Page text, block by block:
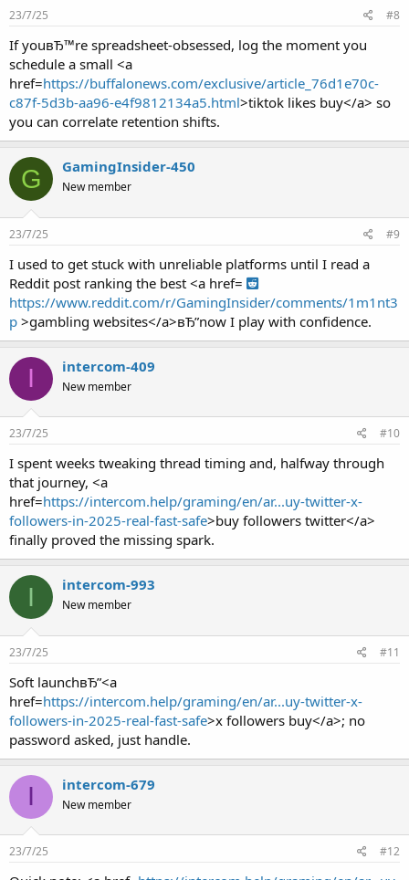
23/7/25 #8
If youвЂ™re spreadsheet-obsessed, log the moment you
schedule a small <a
href=https://buffalonews.com/exclusive/article_76d1e70c-
c87f-5d3b-aa96-e4f9812134a5.html>tiktok likes buy</a> so
you can correlate retention shifts.
G GamingInsider-450
New member
23/7/25 #9
I used to get stuck with unreliable platforms until I read a
Reddit post ranking the best <a href=
https://www.reddit.com/r/GamingInsider/comments/1m1nt3
p >gambling websites</a>вЂ”now I play with confidence.
I intercom-409
New member
23/7/25 #10
I spent weeks tweaking thread timing and, halfway through
that journey, <a
href=https://intercom.help/graming/en/ar...uy-twitter-x-
followers-in-2025-real-fast-safe>buy followers twitter</a>
finally proved the missing spark.
I intercom-993
New member
23/7/25 #11
Soft launchвЂ”<a
href=https://intercom.help/graming/en/ar...uy-twitter-x-
followers-in-2025-real-fast-safe>x followers buy</a>; no
password asked, just handle.
I intercom-679
New member
23/7/25 #12